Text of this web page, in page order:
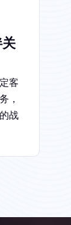
客
，
战